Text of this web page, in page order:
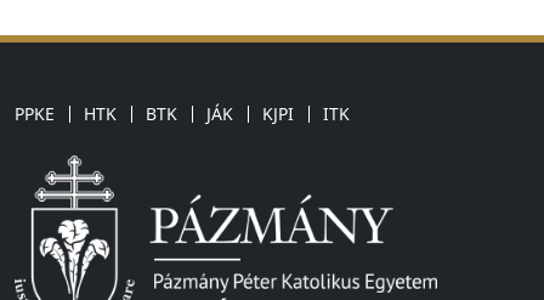
PPKE HTK BTK JÁK KJPI ITK